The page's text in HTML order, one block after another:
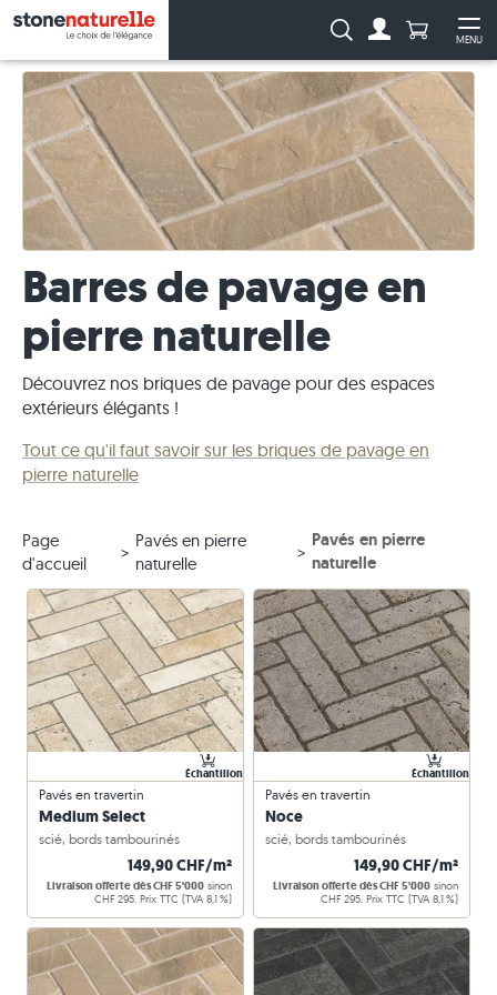
MENU
Recherche :Anzahl
Barres de pavage en
pierre naturelle
Découvrez nos briques de pavage pour des espaces
extérieurs élégants !
Tout ce qu'il faut savoir sur les briques de pavage en
pierre naturelle
Page
d'accueil
Pavés en pierre
naturelle
Pavés en pierre
naturelle
Pavés en travertin
Medium Select
scié, bords tambourinés
149,90 CHF/m²
Livraison offerte dès CHF 5'000 sinon
CHF 295. Prix TTC (TVA 8,1 %)
Échantillon
Pavés en travertin
Noce
scié, bords tambourinés
149,90 CHF/m²
Livraison offerte dès CHF 5'000 sinon
CHF 295. Prix TTC (TVA 8,1 %)
Échantillon